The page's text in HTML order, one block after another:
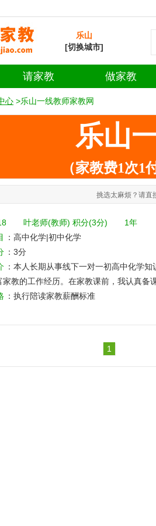
乐山
[切换城市]
请家教 做家教
心 >乐山一线教师家教网
乐山
（家教费1次1
挑选太麻烦？请直
叶老师(教师) 积分(3分)
1年
：高中化学|初中化学
：3分
：本人长期从事线下一对一初高中化学
家教的工作经历。在家教课前，我认真备
进行针对性的计划授课思路；课堂上，及
心得。每次课后，我都会及时进行反思
高，学生对化学逐渐有了兴趣。
：执行陪读家教薪酬标准
1